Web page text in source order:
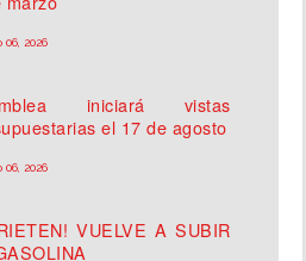
06, 2026
iniciará vistas
el 17 de agosto
06, 2026
VUELVE A SUBIR